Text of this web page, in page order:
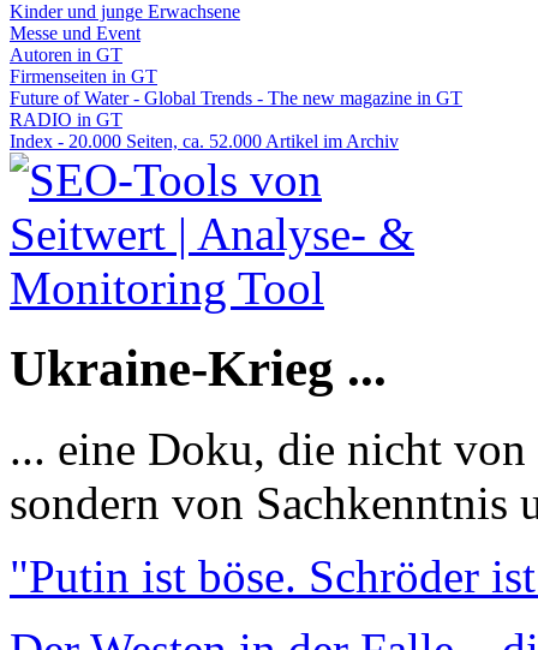
Kinder und junge Erwachsene
Messe und Event
Autoren in GT
Firmenseiten in GT
Future of Water - Global Trends - The new magazine in GT
RADIO in GT
Index - 20.000 Seiten, ca. 52.000 Artikel im Archiv
Ukraine-Krieg ...
... eine Doku, die nicht
sondern von Sachkenntnis
"Putin ist böse. Schröder